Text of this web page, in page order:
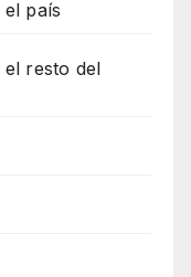
país
resto del